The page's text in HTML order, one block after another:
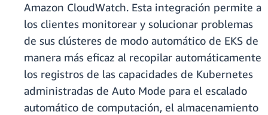
Amazon CloudWatch. Esta integración permite a
los clientes monitorear y solucionar problemas
de sus clústeres de modo automático de EKS de
manera más eficaz al recopilar automáticamente
los registros de las capacidades de Kubernetes
administradas de Auto Mode para el escalado
automático de computación, el almacenamiento